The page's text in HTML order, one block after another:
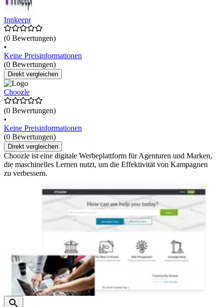
Innkeepr
(0 Bewertungen)
•
Keine Preisinformationen
(0 Bewertungen)
Direkt vergleichen
Choozle
(0 Bewertungen)
•
Keine Preisinformationen
(0 Bewertungen)
Direkt vergleichen
Choozle ist eine digitale Werbeplattform für Agenturen und Marken,
die maschinelles Lernen nutzt, um die Effektivität von Kampagnen
zu verbessern.